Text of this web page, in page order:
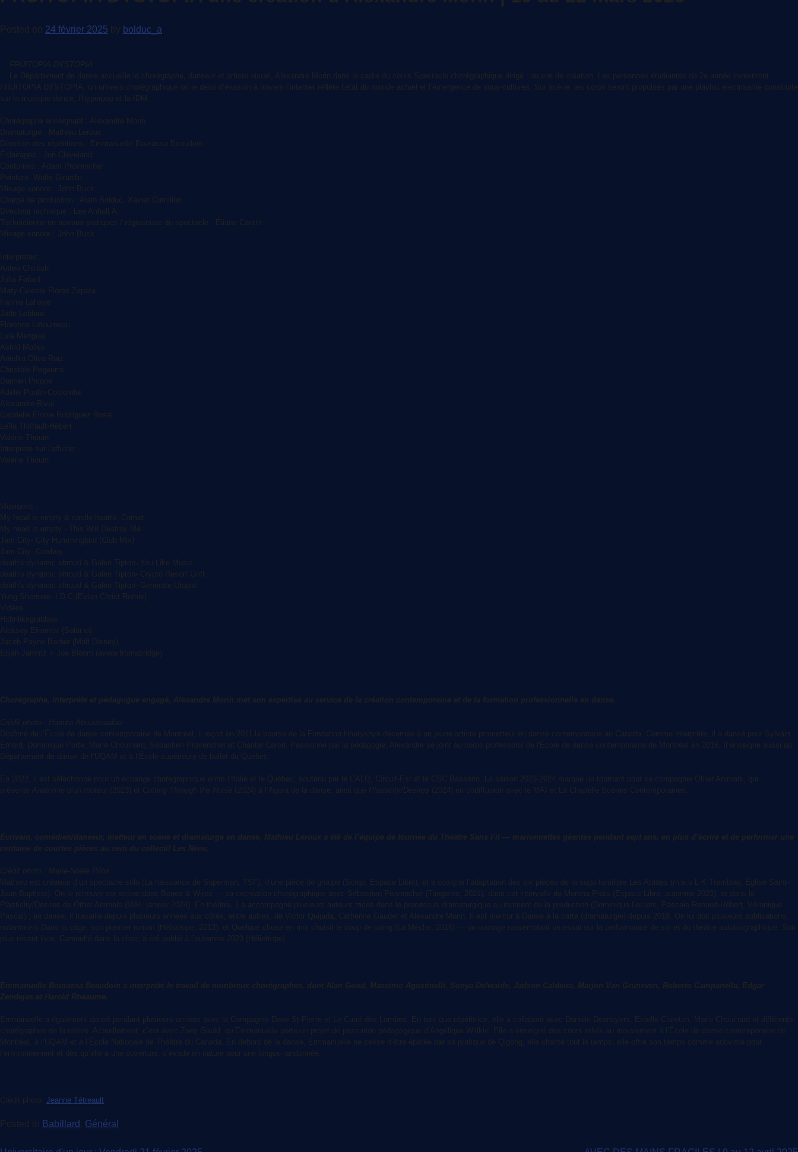
Posted on 24 février 2025 by bolduc_a
FRUITOPIA DYSTOPIA
Le Département de danse accueille le chorégraphe, danseur et artiste visuel, Alexandre Morin dans le cadre du cours Spectacle chorégraphique dirigé : œuvre de création. Les personnes étudiantes de 2e année investiront
FRUITOPIA DYSTOPIA, un univers chorégraphique où le désir d’évasion à travers l’internet reflète l’état du monde actuel et l’émergence de sous-cultures. Sur scène, les corps seront propulsés par une playlist électrisante construite
sur la musique dance, l’hyperpop et la IDM.
Chorégraphe enseignant : Alexandre Morin
Dramaturgie : Mathieu Leroux
Direction des répétitions : Emmanuelle Bourassa Beaudoin
Éclairages : Jon Cleveland
Costumes : Adam Provencher
Peinture: Wolfe Girardin
Mixage sonore : John Buck
Chargé de production : Alain Bolduc, Xavier Curnillon
Directeur technique : Lee Anholt A.
Technicienne en travaux pratiques / régisseuse du spectacle : Éliane Cantin
Mixage sonore : John Buck
Interprètes:
Antea Chintoh
Julia Fafard
Mary-Celeste Flores Zapata
Fannie Lahaye
Jade Leblanc
Florence Létourneau
Lula Mengual
Astrid Molles
Anielka Oliva-Ruiz
Christèle Pegeurro
Damien Picone
Adélie Poulin-Coulombe
Alexandre Rival
Gabrielle Eloise Rodriguez Rosal
Leïla Thiffault-Hébert
Valérie Thouin
Interprète sur l'affiche:
Valérie Thouin
Musiques :
My head is empty & castle hearts- Comet
My head is empty - This Will Destroy Me
Jam City- City Hummingbird (Club Mix)
Jam City- Cowboy
death's dynamic shroud & Galen Tipton- You Like Music
death's dynamic shroud & Galen Tipton- Crypto Resort Grift
death's dynamic shroud & Galen Tipton- Generate Utopia
Yung Sherman- I D C (Evian Christ Remix)
Vidéos :
Hittinlikegrabbaa
Aleksey Efremov (Solar.w)
Jacob Payne Barber (Malt Disney)
Elijah Jammz + Joe Bloom (aview.fromabridge)
Chorégraphe, interprète et pédagogue engagé, Alexandre Morin met son expertise au service de la création contemporaine et de la formation professionnelle en danse.
Crédit photo : Hamza Abouelouafaa
Diplômé de l’École de danse contemporaine de Montréal, il reçoit en 2011 la bourse de la Fondation Hnatyshyn décernée à un jeune artiste prometteur en danse contemporaine au Canada. Comme interprète, il a dansé pour Sylvain
Émard, Dominique Porte, Marie Chouinard, Sébastien Provencher et Chantal Caron. Passionné par la pédagogie, Alexandre se joint au corps professoral de l'École de danse contemporaine de Montréal en 2016. Il enseigne aussi au
Département de danse de l’UQAM et à l’École supérieure de ballet du Québec.
En 2022, il est sélectionné pour un échange chorégraphique entre l’Italie et le Québec, soutenu par le CALQ, Circuit-Est et le CSC Bassano. La saison 2023-2024 marque un tournant pour sa compagnie Other Animals, qui
présente
Anatomie d’un moteur (2023) et Cutting Through the Noise (2024) à l’Agora de la danse, ainsi que Plasticity/Desires (2024) en codiffusion avec le MAI et La Chapelle Scènes Contemporaines.
Écrivain, comédien/danseur, metteur en scène et dramaturge en danse, Mathieu Leroux a été de l’équipe de tournée du Théâtre Sans Fil — marionnettes géantes pendant sept ans, en plus d’écrire et de performer une
centaine de courtes pièces au sein du collectif Les Néos.
Crédit photo : Marie-Noële Pilon
Mathieu est créateur d’un spectacle solo (La naissance de Superman, TSF), d’une pièce de groupe (Scrap, Espace Libre), et a cosigné l’adaptation des six pièces de la saga familiale Les Atrides (m.e.s L-K Tremblay, Église Saint-
Jean-Baptiste). On le retrouve sur scène dans Bones & Wires — sa cocréation chorégraphique avec Sébastien Provencher (Tangente, 2021), dans cet intervalle de Morena Prats (Espace Libre, automne 2023), et dans le
Plasticity/Desires de Other Animals (MAI, janvier 2024). En théâtre, il a accompagné plusieurs auteurs.trices dans le processus dramaturgique au moment de la production (Dominique Leclerc, Pascale Renaud-Hébert, Véronique
Pascal) ; en danse, il travaille depuis plusieurs années aux côtés, entre autres, de Victor Quijada, Catherine Gaudet et Alexandre Morin. Il est mentor à Danse à la carte (dramaturgie) depuis 2018. On lui doit plusieurs publications,
notamment Dans la cage, son premier roman (Héliotrope, 2013), et Quelque chose en moi choisit le coup de poing (La Mèche, 2016) — un ouvrage rassemblant un essai sur la performance de soi et du théâtre autobiographique. Son
plus récent livre, Camouflé dans la chair, a été publié à l’automne 2023 (Héliotrope).
Emmanuelle Bourassa Beaudoin a interprété le travail de nombreux chorégraphes, dont Alan Good, Massimo Agostinelli, Sonya Delwaide, Jadson Caldeira, Marjon Van Grunsven, Roberto Campanella, Edgar
Zendejas et Harold Rhéaume.
Emmanuelle a également dansé pendant plusieurs années avec la Compagnie Dave St-Pierre et Le Carré des Lombes. En tant que répétitrice, elle a collaboré avec Danièle Desnoyers, Estelle Clareton, Marie Chouinard et différents
chorégraphes de la relève. Actuellement, c’est avec Zoey Gauld, qu’Emmanuelle porte un projet de passation pédagogique d’Angélique Willkie. Elle a enseigné des cours reliés au mouvement à l’École de danse contemporaine de
Montréal, à l’UQAM et à l’École Nationale de Théâtre du Canada. En dehors de la danse, Emmanuelle ne cesse d’être épatée par sa pratique de Qigong; elle chante tout le temps; elle offre son temps comme activiste pour
l’environnement et dès qu’elle a une ouverture, s’évade en nature pour une longue randonnée.
Crédit photo: Jeanne Tétreault
Posted in Babillard , Général